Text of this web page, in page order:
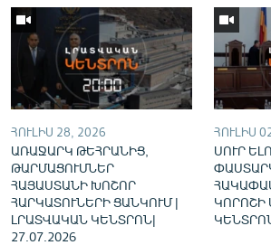
«Ազատության» բոլոր կայքերը
ՀՈՒԼԻՍ 28, 2026
ԱՌԱՋԱՐԿ ԹԵՀՐԱՆԻՑ,
ԹԱՐՄԱՑՈՒՄՆԵՐ
ՀԱՅԱՍՏԱՆԻ ԽՈՇՈՐ
ՀԱՐԿԱՏՈՒՆԵՐԻ ՑԱՆԿՈՒՄ |
ԼՐԱՏՎԱԿԱՆ ԿԵՆՏՐՈՆ|
27.07.2026
ՀՈՒԼԻՍ
ՍՈՒՐ
ԿՈՐՈՇԻ